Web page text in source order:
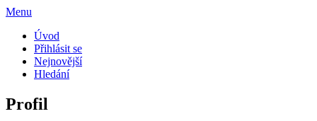
Menu
Úvod
Přihlásit se
Nejnovější
Hledání
Profil